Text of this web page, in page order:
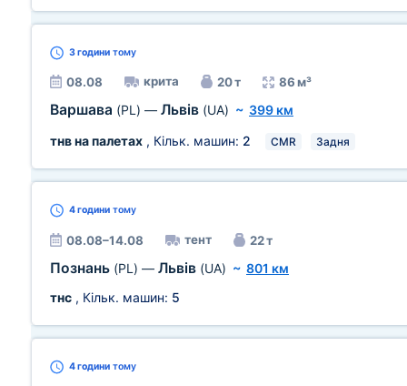
3 години тому
08.08 крита 20 т 86 м³
Варшава (PL) — Львів (UA) ~ 399 км
тнв на палетах , Кільк. машин: 2 CMR Задня
4 години тому
08.08–14.08 тент 22 т
Познань (PL) — Львів (UA) ~ 801 км
тнс , Кільк. машин: 5
4 години тому